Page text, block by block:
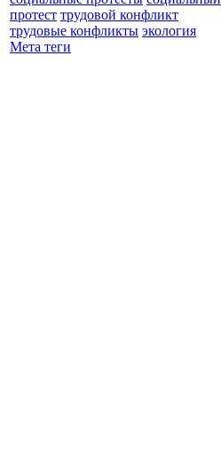
протест трудовой конфликт
трудовые конфликты экология
Мета теги